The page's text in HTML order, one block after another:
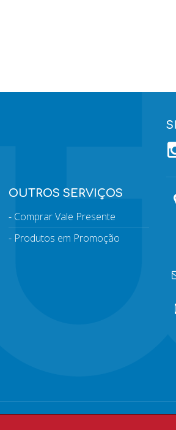
OUTROS SERVIÇOS
Comprar Vale Presente
Produtos em Promoção